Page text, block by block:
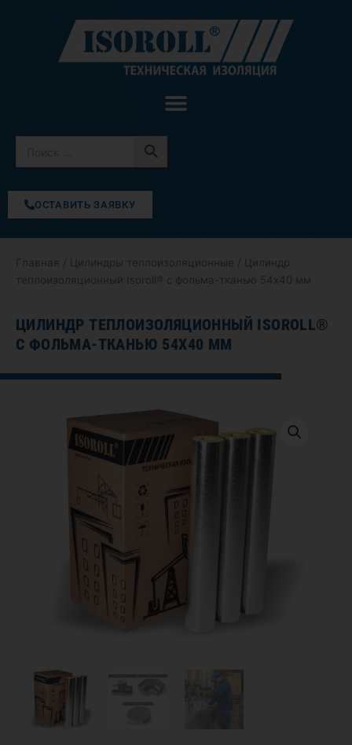
содержимому
ОСТАВИТЬ ЗАЯВКУ
Главная Цилиндры теплоизоляционные / Цилиндр
теплоизоляционный Isoroll® с фольма-тканью 54х40 мм
ЦИЛИНДР ТЕПЛОИЗОЛЯЦИОННЫЙ ISOROLL®
С ФОЛЬМА-ТКАНЬЮ 54Х40 ММ